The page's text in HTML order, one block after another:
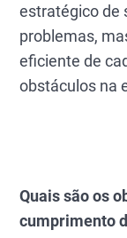
estratégico de
problemas,
eficiente de
obstáculos na
Quais são os
cumprimento